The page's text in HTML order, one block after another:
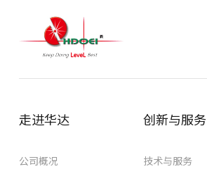
走进华达
公司概况
创新与服务
技术与服务